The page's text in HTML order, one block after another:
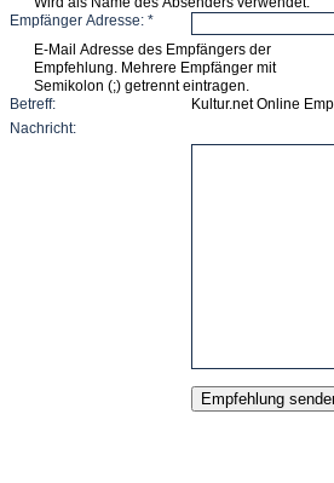
Empfänger Adresse: *
E-Mail Adresse des Empfängers der
Empfehlung. Mehrere Empfänger mit
Semikolon (;) getrennt eintragen.
Betreff:
Kultur.net Online
Nachricht: